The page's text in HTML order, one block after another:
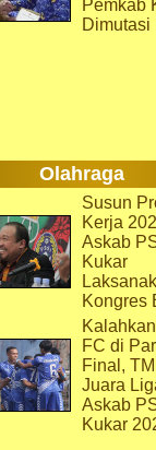
Pemkab
Dimutasi
Olahraga
Susun
Kerja
Askab
Kukar
Kongres
FC di
Final,
Juara
Askab
Kukar